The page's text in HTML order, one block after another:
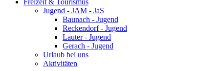
Freizeit & Tourismus
Jugend - JAM - JaS
Baunach - Jugend
Reckendorf - Jugend
Lauter - Jugend
Gerach - Jugend
Urlaub bei uns
Aktivitäten